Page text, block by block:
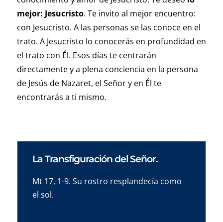
mejor: Jesucristo. Te invito al mejor encuentro:
con Jesucristo. A las personas se las conoce en el
trato. A Jesucristo lo conocerás en profundidad en
el trato con Él. Esos días te centrarán
directamente y a plena conciencia en la persona
de Jesús de Nazaret, el Señor y en Él te
encontrarás a ti mismo.
La Transfiguración del Señor.
Mt 17, 1-9. Su rostro resplandecía como
el sol.